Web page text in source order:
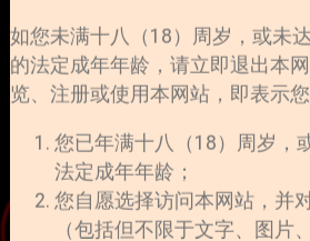
如您未满十八（18）周岁，或未
的法定成年年龄，请立即退出本
览、注册或使用本网站，即表示您
您已年满十八（18）周岁，
法定成年年龄；
您自愿选择访问本网站，并
（包括但不限于文字、图片